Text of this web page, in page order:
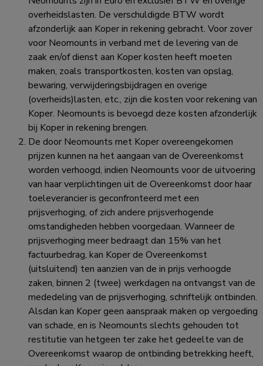
overheidslasten. De verschuldigde BTW wordt
afzonderlijk aan Koper in rekening gebracht. Voor zover
voor Neomounts in verband met de levering van de
zaak en/of dienst aan Koper kosten heeft moeten
maken, zoals transportkosten, kosten van opslag,
bewaring, verwijderingsbijdragen en overige
(overheids)lasten, etc., zijn die kosten voor rekening van
Koper. Neomounts is bevoegd deze kosten afzonderlijk
bij Koper in rekening brengen.
De door Neomounts met Koper overeengekomen
prijzen kunnen na het aangaan van de Overeenkomst
worden verhoogd, indien Neomounts voor de uitvoering
van haar verplichtingen uit de Overeenkomst door haar
toeleverancier is geconfronteerd met een
prijsverhoging, of zich andere prijsverhogende
omstandigheden hebben voorgedaan. Wanneer de
prijsverhoging meer bedraagt dan 15% van het
factuurbedrag, kan Koper de Overeenkomst
(uitsluitend) ten aanzien van de in prijs verhoogde
zaken, binnen 2 (twee) werkdagen na ontvangst van de
mededeling van de prijsverhoging, schriftelijk ontbinden.
Alsdan kan Koper geen aanspraak maken op vergoeding
van schade, en is Neomounts slechts gehouden tot
restitutie van hetgeen ter zake het gedeelte van de
Overeenkomst waarop de ontbinding betrekking heeft,